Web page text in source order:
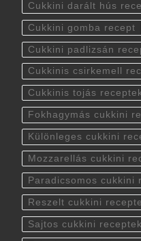
Cukkini darált hús
Cukkini gomba recept
Cukkini padlizsán
Cukkinis csirkemell
Cukkinis tojás
Fokhagymás cukkini
Különleges cukkini
Mozzarellás cukkini
Paradicsomos cukkini
Reszelt cukkini
Sajtos cukkini receptek